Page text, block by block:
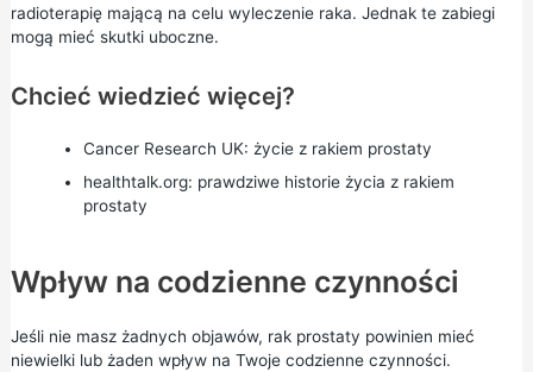
radioterapię mającą na celu wyleczenie raka. Jednak te zabiegi
mogą mieć skutki uboczne.
Chcieć wiedzieć więcej?
Cancer Research UK: życie z rakiem prostaty
healthtalk.org: prawdziwe historie życia z rakiem
prostaty
Wpływ na codzienne czynności
Jeśli nie masz żadnych objawów, rak prostaty powinien mieć
niewielki lub żaden wpływ na Twoje codzienne czynności.